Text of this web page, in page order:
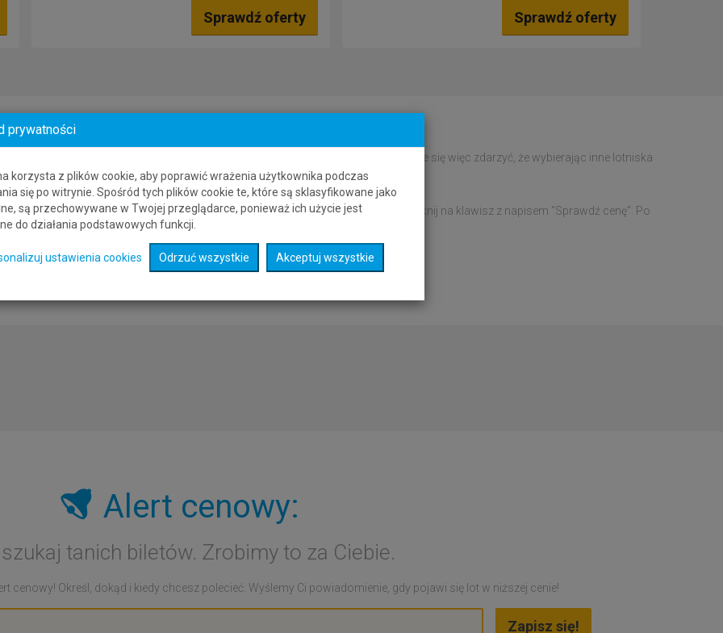
Sprawdź oferty
Sprawdź oferty
miejsc w samolotach. Dostępność miejsc zmienia się codziennie. Może się więc zdarzyć, że wybierając inne lotniska
do Knock niższą od powyższej.
lotnicze z Polski do Knockwybierz lotnisko, z którego chcesz wystartować i kliknij na klawisz z napisem "Sprawdź cenę". Po
wyszukane połączenia lotnicze z wybranego lotniska do Knock.
Alert cenowy:
tanich biletów. Zrobimy to za Ciebie.
cenowy! Określ, dokąd i kiedy chcesz polecieć. Wyślemy Ci powiadomienie, gdy pojawi się lot w niższej cenie!
prywatności
korzysta z plików cookie, aby poprawić wrażenia użytkownika podczas
się po witrynie. Spośród tych plików cookie te, które są sklasyfikowane jako
są przechowywane w Twojej przeglądarce, ponieważ ich użycie jest
do działania podstawowych funkcji.
ustawienia cookies Odrzuć wszystkie Akceptuj wszystkie